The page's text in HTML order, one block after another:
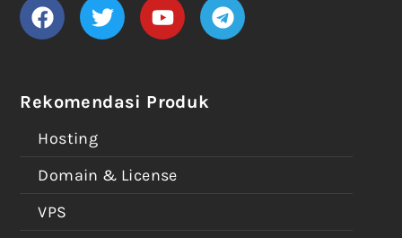
Rekomendasi Produk
Hosting
Domain & License
VPS